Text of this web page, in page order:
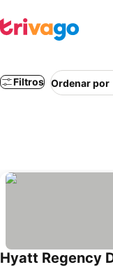
Filtros Ordenar por
Hyatt Regency